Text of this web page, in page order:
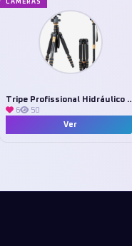
CÂMERAS
Tripe Profissional
6
50
Ver